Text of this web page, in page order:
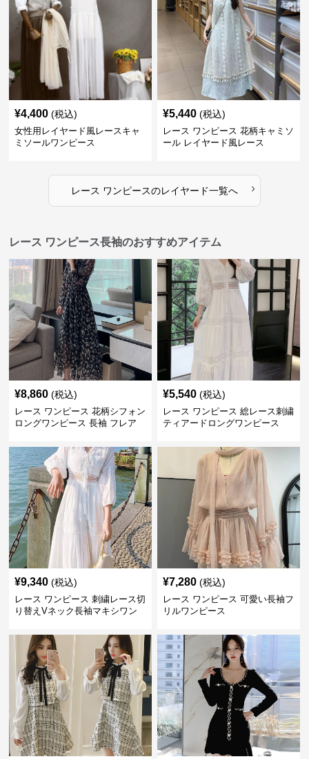
¥4,400 (税込)
女性用レイヤード風レースキャ
ミソールワンピース
¥5,440 (税込)
レース ワンピース 花柄キャミソ
ール レイヤード風レース
レース ワンピースのレイヤード一覧へ ›
レース ワンピース長袖のおすすめアイテム
¥8,860 (税込)
レース ワンピース 花柄シフォン
ロングワンピース 長袖 フレア
¥5,540 (税込)
レース ワンピース 総レース刺繍
ティアードロングワンピース
¥9,340 (税込)
レース ワンピース 刺繍レース切
り替えVネック長袖マキシワン
¥7,280 (税込)
レース ワンピース 可愛い長袖フ
リルワンピース